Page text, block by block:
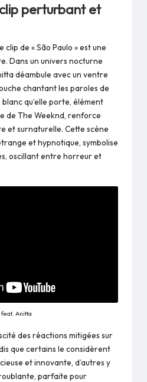
clip perturbant et
de « São Paulo » est une
Dans un univers nocturne
déambule avec un ventre
chantant les paroles de
qu’elle porte, élément
de The Weeknd, renforce
et surnaturelle. Cette scène
et hypnotique, symbolise
oscillant entre horreur et
feat. Anitta
des réactions mitigées sur
que certains le considèrent
et innovante, d’autres y
parfaite pour